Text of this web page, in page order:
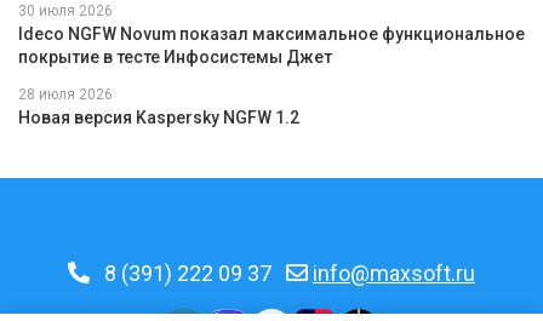
30 июля 2026
Ideco NGFW Novum показал максимальное функциональное
покрытие в тесте Инфосистемы Джет
28 июля 2026
Новая версия Kaspersky NGFW 1.2
8 (391) 222 09 37 info@maxsoft.ru